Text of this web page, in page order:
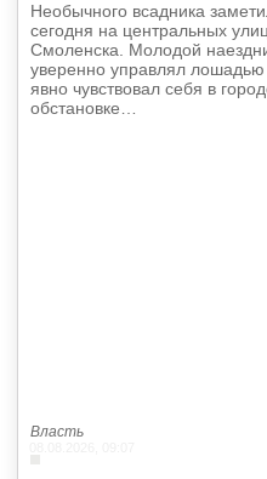
Необычного всадника
сегодня на центральных
Смоленска. Молодой
уверенно управлял лошадью
явно чувствовал себя в
обстановке…
Власть